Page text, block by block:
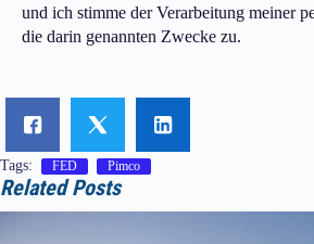
und ich stimme der Verarbeitung meiner
die darin genannten Zwecke zu.
Tags: FED Pimco
Related Posts